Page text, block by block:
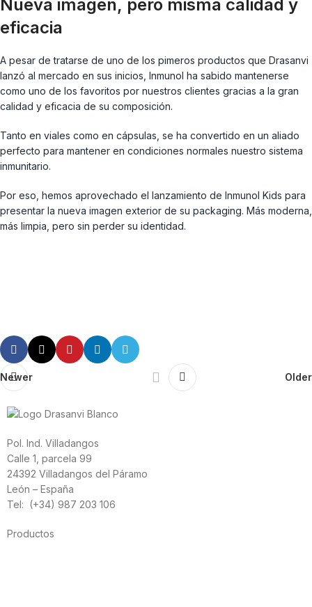
Nueva imagen, pero misma calidad y
eficacia
A pesar de tratarse de uno de los pimeros productos que Drasanvi
lanzó al mercado en sus inicios, Inmunol ha sabido mantenerse
como uno de los favoritos por nuestros clientes gracias a la gran
calidad y eficacia de su composición.
Tanto en viales como en cápsulas, se ha convertido en un aliado
perfecto para mantener en condiciones normales nuestro sistema
inmunitario.
Por eso, hemos aprovechado el lanzamiento de Inmunol Kids para
presentar la nueva imagen exterior de su packaging. Más moderna,
más limpia, pero sin perder su identidad.
Newer Older
Pol. Ind. Villadangos
Calle 1, parcela 99
24392 Villadangos del Páramo
León – España
Tel: (+34) 987 203 106
Productos